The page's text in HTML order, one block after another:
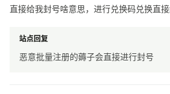
直接给我封号啥意思，进行兑换码兑换直
站点回复
恶意批量注册的薅子会直接进行封号